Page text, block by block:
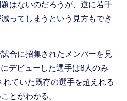
はないのだろうが、逆に若手
ってしまうという見方もでき
合に招集されたメンバーを見
デビューした選手は8人のみ
れていた既存の選手を超えれる
とがわかる。